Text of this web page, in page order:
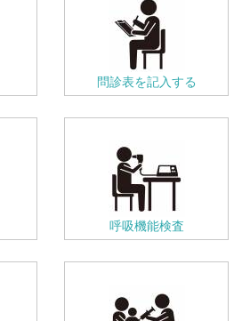
問診表を記入する
呼吸機能検査